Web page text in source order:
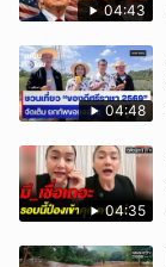
04:43
04:48
04:35